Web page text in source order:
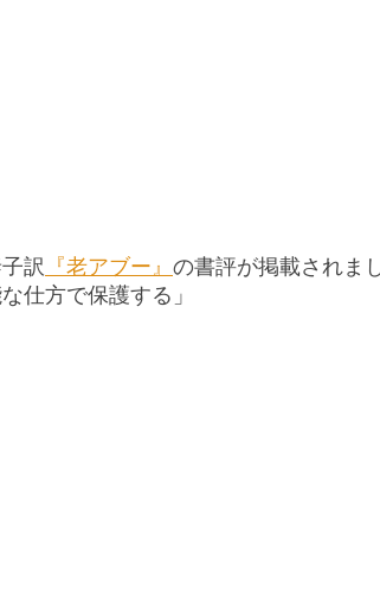
訳 『老アブー』 の書評が掲載されま
仕方で保護する」